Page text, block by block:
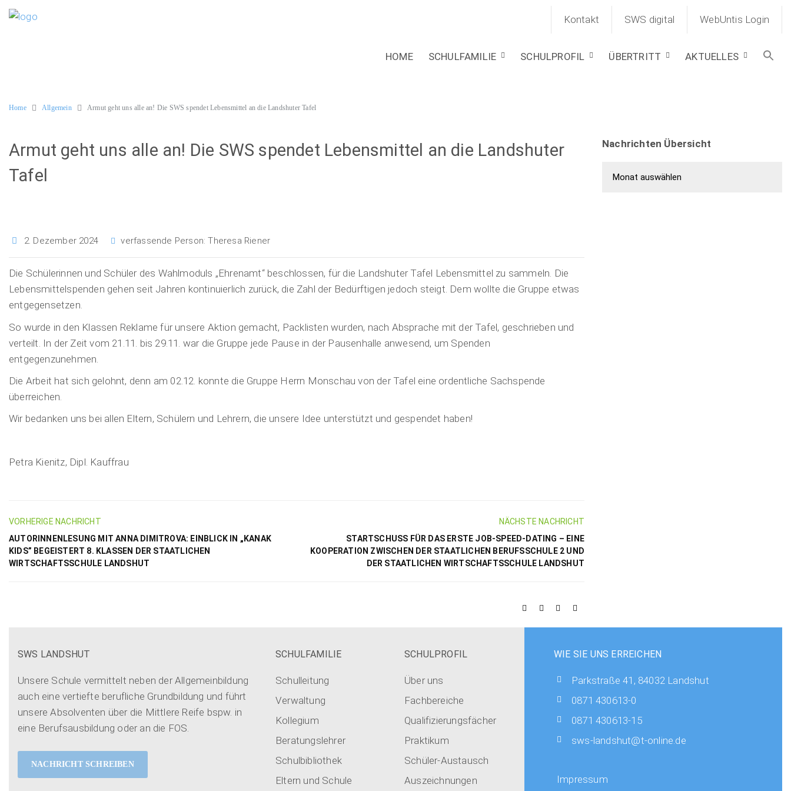
Kontakt SWS digital WebUntis Login
HOME SCHULFAMILIE SCHULPROFIL ÜBERTRITT AKTUELLES
Home Allgemein Armut geht uns alle an! Die SWS spendet Lebensmittel an die Landshuter Tafel
Armut geht uns alle an! Die SWS spendet Lebensmittel an die Landshuter
Tafel
2. Dezember 2024 verfassende Person:Theresa Riener
Die Schülerinnen und Schüler des Wahlmoduls „Ehrenamt“ beschlossen, für die Landshuter Tafel Lebensmittel zu sammeln. Die
Lebensmittelspenden gehen seit Jahren kontinuierlich zurück, die Zahl der Bedürftigen jedoch steigt. Dem wollte die Gruppe etwas
entgegensetzen.
So wurde in den Klassen Reklame für unsere Aktion gemacht, Packlisten wurden, nach Absprache mit der Tafel, geschrieben und
verteilt. In der Zeit vom 21.11. bis 29.11. war die Gruppe jede Pause in der Pausenhalle anwesend, um Spenden
entgegenzunehmen.
Die Arbeit hat sich gelohnt, denn am 02.12. konnte die Gruppe Herrn Monschau von der Tafel eine ordentliche Sachspende
überreichen.
Wir bedanken uns bei allen Eltern, Schülern und Lehrern, die unsere Idee unterstützt und gespendet haben!
Petra Kienitz, Dipl. Kauffrau
VORHERIGE NACHRICHT
AUTORINNENLESUNG MIT ANNA DIMITROVA: EINBLICK IN „KANAK
KIDS” BEGEISTERT 8. KLASSEN DER STAATLICHEN
WIRTSCHAFTSSCHULE LANDSHUT
NÄCHSTE NACHRICHT
STARTSCHUSS FÜR DAS ERSTE JOB-SPEED-DATING – EINE
KOOPERATION ZWISCHEN DER STAATLICHEN BERUFSSCHULE 2 UND
DER STAATLICHEN WIRTSCHAFTSSCHULE LANDSHUT
Nachrichten Übersicht
SWS LANDSHUT
Unsere Schule vermittelt neben der Allgemeinbildung
auch eine vertiefte berufliche Grundbildung und führt
unsere Absolventen über die Mittlere Reife bspw. in
eine Berufsausbildung oder an die FOS.
NACHRICHT SCHREIBEN
SCHULFAMILIE
Schulleitung
Verwaltung
Kollegium
Beratungslehrer
Schulbibliothek
Eltern und Schule
SCHULPROFIL
Über uns
Fachbereiche
Qualifizierungsfächer
Praktikum
Schüler-Austausch
Auszeichnungen
WIE SIE UNS ERREICHEN
Parkstraße 41, 84032 Landshut
0871 430613-0
0871 430613-15
sws-landshut@t-online.de
Impressum